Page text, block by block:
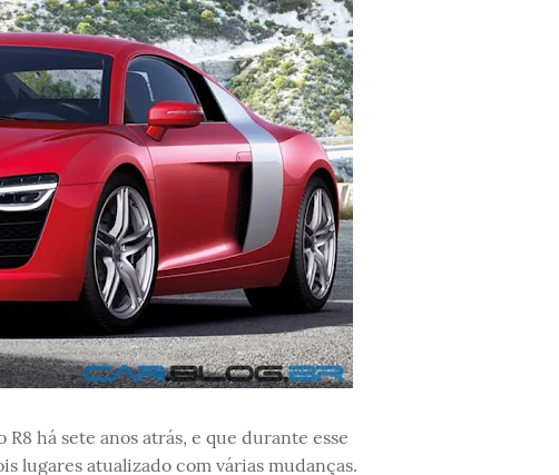
há sete anos atrás, e que durante esse
lugares atualizado com várias mudanças.